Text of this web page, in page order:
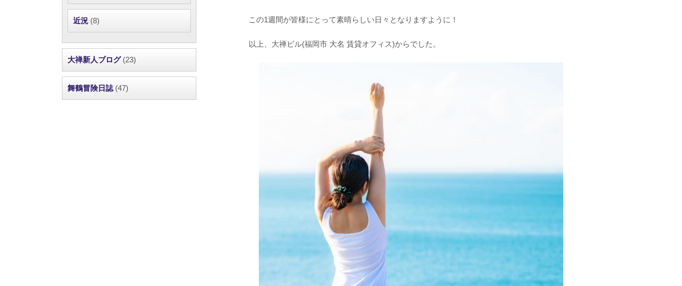
この1週間が皆様にとって素晴らしい日々となりますように！
以上、大禅ビル(福岡市 大名 賃貸オフィス)からでした。
近況 (8)
大禅新人ブログ(23)
舞鶴冒険日誌 (47)